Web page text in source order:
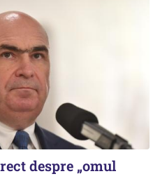
despre „omul